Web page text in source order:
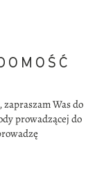
zapraszam Was do
prowadzącej do